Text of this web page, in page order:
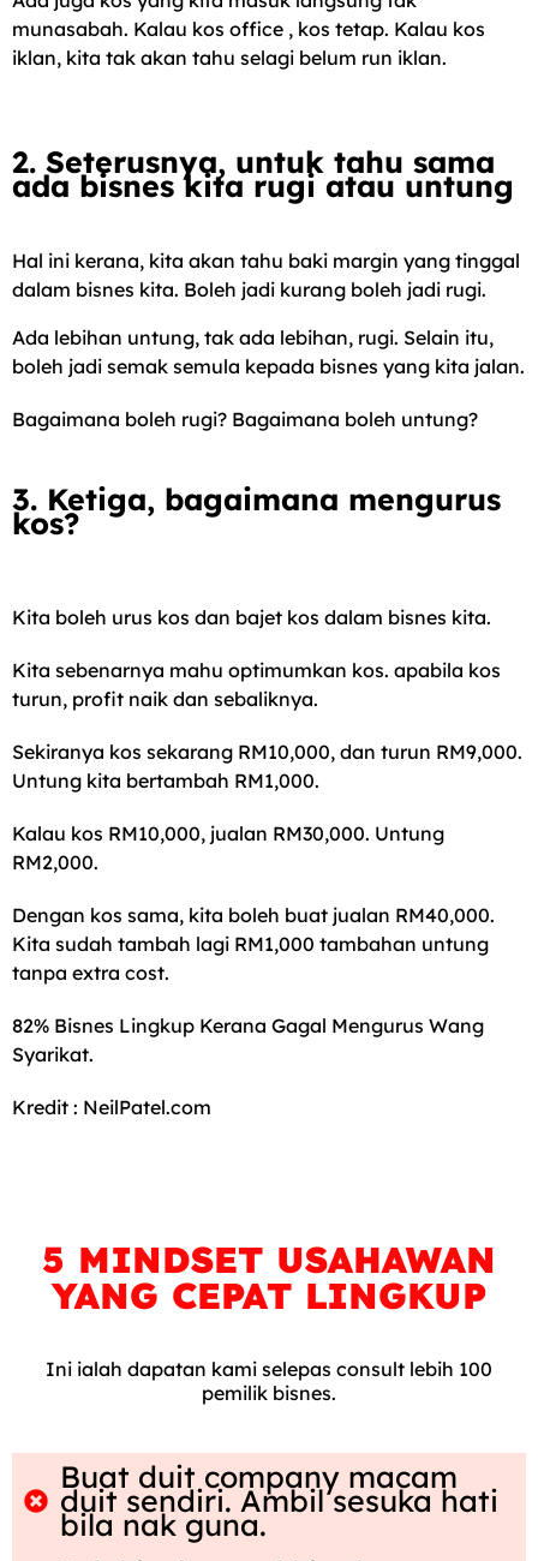
munasabah. Kalau kos office , kos tetap. Kalau kos
iklan, kita tak akan tahu selagi belum run iklan.
2. Seterusnya, untuk tahu sama
ada bisnes kita rugi atau untung
Hal ini kerana, kita akan tahu baki margin yang tinggal
dalam bisnes kita. Boleh jadi kurang boleh jadi rugi.
Ada lebihan untung, tak ada lebihan, rugi. Selain itu,
boleh jadi semak semula kepada bisnes yang kita jalan.
Bagaimana boleh rugi? Bagaimana boleh untung?
3. Ketiga, bagaimana mengurus
kos?
Kita boleh urus kos dan bajet kos dalam bisnes kita.
Kita sebenarnya mahu optimumkan kos. apabila kos
turun, profit naik dan sebaliknya.
Sekiranya kos sekarang RM10,000, dan turun RM9,000.
Untung kita bertambah RM1,000.
Kalau kos RM10,000, jualan RM30,000. Untung
RM2,000.
Dengan kos sama, kita boleh buat jualan RM40,000.
Kita sudah tambah lagi RM1,000 tambahan untung
tanpa extra cost.
82% Bisnes Lingkup Kerana Gagal Mengurus Wang
Syarikat.
Kredit : NeilPatel.com
5 MINDSET USAHAWAN
YANG CEPAT LINGKUP
Ini ialah dapatan kami selepas consult lebih 100
pemilik bisnes.
Buat duit company macam
duit sendiri. Ambil sesuka hati
bila nak guna.